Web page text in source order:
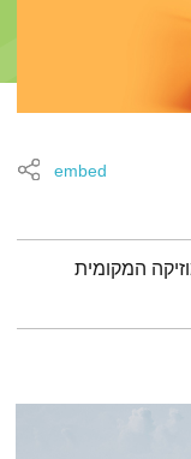
embed
המקומית